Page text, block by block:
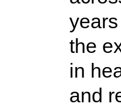
the
in
and